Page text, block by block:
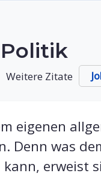
Weitere Zitate
eigenen
Denn was
erweist